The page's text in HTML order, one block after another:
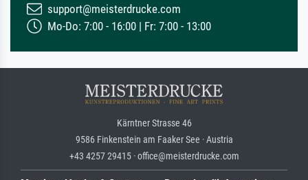
support@meisterdrucke.com
Mo-Do: 7:00 - 16:00 | Fr: 7:00 - 13:00
Kärntner Strasse 46
9586 Finkenstein am Faaker See · Austria
+43 4257 29415 · office@meisterdrucke.com